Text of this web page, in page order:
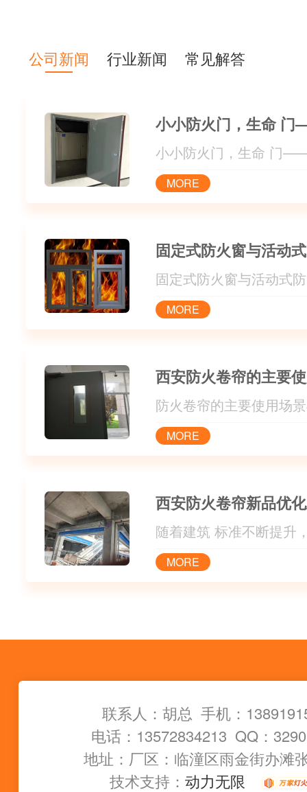
璃、挡烟垂
门、工业门
公司新闻 行业新闻 常见解答
MORE
固定式防火窗与活动
MORE
MORE
MORE
联系人：胡总 手机：
电话：13572834213 QQ：
地址：厂区：临潼区雨金街办滩
技术支持： 动力无限